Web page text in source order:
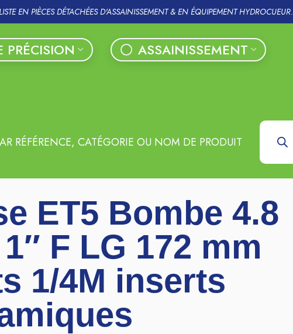
EN PIÈCES DÉTACHÉES D'ASSAINISSEMENT & EN ÉQUIPEMENT HYDROCUEUR.
PRÉCISION
ASSAINISSEMENT
RÉFÉRENCE, CATÉGORIE OU NOM DE PRODUIT
ET5 Bombe 4.8
F LG 172 mm
1/4M inserts